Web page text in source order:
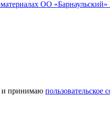
и принимаю пользовательское